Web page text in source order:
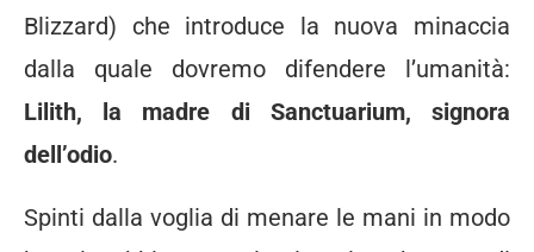
Blizzard) che introduce la nuova minaccia
dalla quale dovremo difendere l’umanità:
Lilith, la madre di Sanctuarium, signora
dell’odio.
Spinti dalla voglia di menare le mani in modo